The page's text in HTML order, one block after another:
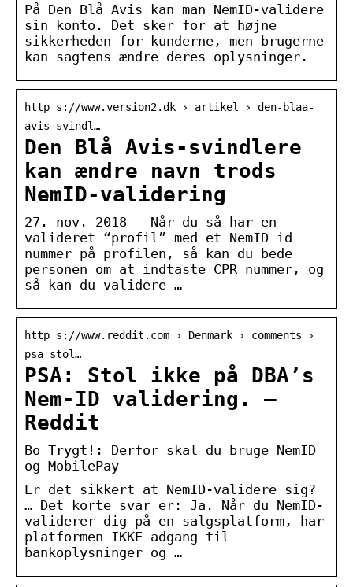
På Den Blå Avis kan man NemID-validere
sin konto. Det sker for at højne
sikkerheden for kunderne, men brugerne
kan sagtens ændre deres oplysninger.
http s://www.version2.dk › artikel › den-blaa-
avis-svindl…
Den Blå Avis-svindlere
kan ændre navn trods
NemID-validering
27. nov. 2018 — Når du så har en
valideret “profil” med et NemID id
nummer på profilen, så kan du bede
personen om at indtaste CPR nummer, og
så kan du validere …
http s://www.reddit.com › Denmark › comments ›
psa_stol…
PSA: Stol ikke på DBA’s
Nem-ID validering. –
Reddit
Bo Trygt!: Derfor skal du bruge NemID
og MobilePay
Er det sikkert at NemID-validere sig?
… Det korte svar er: Ja. Når du NemID-
validerer dig på en salgsplatform, har
platformen IKKE adgang til
bankoplysninger og …